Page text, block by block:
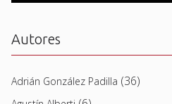
Autores
Adrián González Padilla (36)